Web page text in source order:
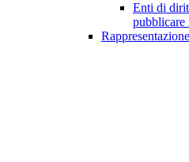
Enti di
pubblicare